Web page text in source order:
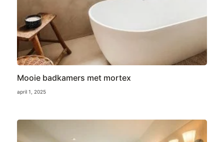
Mooie badkamers met mortex
april 1, 2025